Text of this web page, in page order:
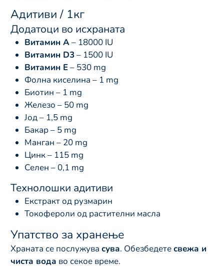
Адитиви / 1кг
Додатоци во исхраната
Витамин А– 18000 IU
Витамин D3– 1500 IU
Витамин Е– 530 mg
Фолна киселина – 1 mg
Биотин – 1 mg
Железо – 50 mg
Јод – 1,5 mg
Бакар – 5 mg
Манган – 20 mg
Цинк – 115 mg
Селен – 0,1 mg
Технолошки адитиви
Екстракт од рузмарин
Токофероли од растителни масла
Упатство за хранење
Храната се послужува сува. Обезбедетесвежа и
чиста вода во секое време.